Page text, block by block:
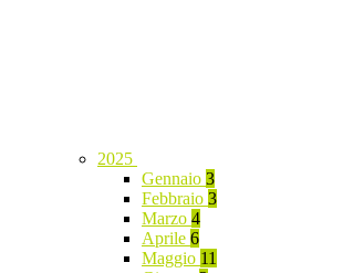
2025
Gennaio 3
Febbraio 3
Marzo 4
Aprile 6
Maggio 11